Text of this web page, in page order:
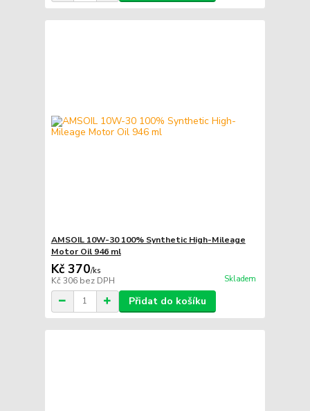
AMSOIL 10W-30 100% Synthetic High-Mileage
Motor Oil 946 ml
Kč 370/ks
Kč 306 bez DPH Skladem
Přidat do košíku